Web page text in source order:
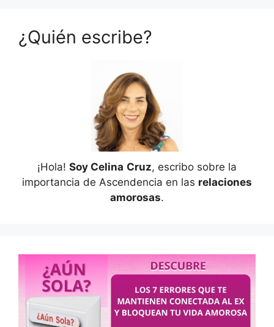
¿Quién escribe?
¡Hola! Soy Celina Cruz, escribo sobre la
importancia de Ascendencia en las relaciones
amorosas.